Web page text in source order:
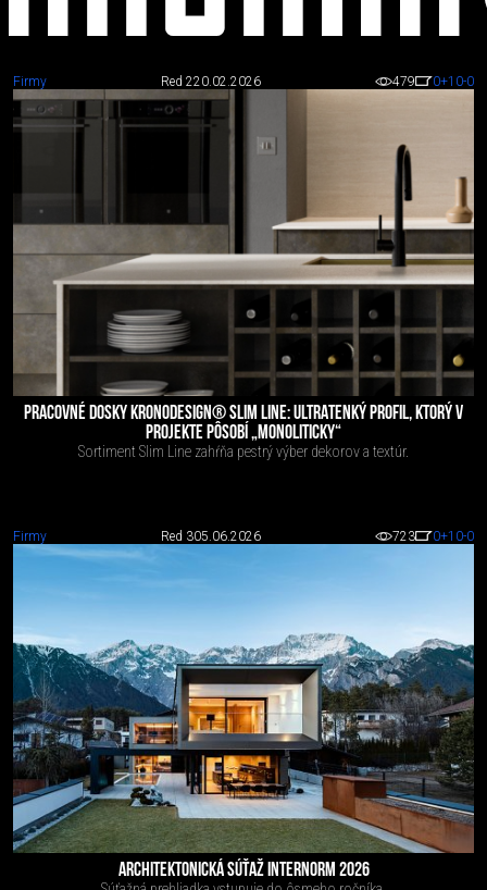
Firmy
Firmy Red 220.02.2026 479 0+10-0
PRACOVNÉ DOSKY KRONODESIGN® SLIM LINE: ULTRATENKÝ PROFIL, KTORÝ V
PROJEKTE PÔSOBÍ „MONOLITICKY“
Sortiment Slim Line zahŕňa pestrý výber dekorov a textúr.
Firmy Red 305.06.2026 723 0+10-0
ARCHITEKTONICKÁ SÚŤAŽ INTERNORM 2026